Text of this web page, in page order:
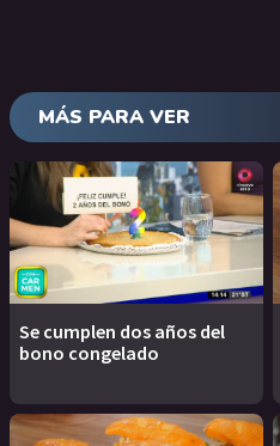
MÁS PARA VER
Se cumplen dos años del
bono congelado